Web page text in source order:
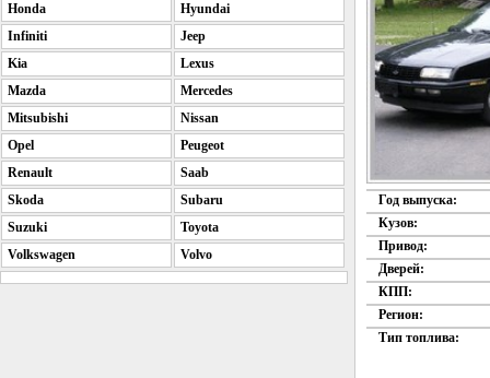
Год выпуска:
Кузов:
Привод:
Дверей:
КПП:
Регион:
Тип топлива:
Honda
Hyundai
Infiniti
Jeep
Kia
Lexus
Mazda
Mercedes
Mitsubishi
Nissan
Opel
Peugeot
Renault
Saab
Skoda
Subaru
Suzuki
Toyota
Volkswagen
Volvo